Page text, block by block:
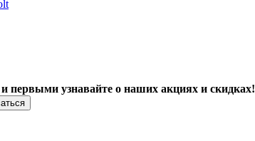
первыми узнавайте о наших акциях и скидках!